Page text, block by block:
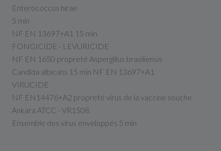
Enterococcus hirae
5 min
NF EN 13697+A1 15 min
FONGICIDE - LEVURICIDE
NF EN 1650 propreté Aspergillus brasiliensis
Candida albicans 15 min NF EN 13697+A1
VIRUCIDE
NF EN14476+A2 propreté virus de la vaccine souche
Ankara ATCC - VR1508
Ensemble des virus enveloppés 5 min